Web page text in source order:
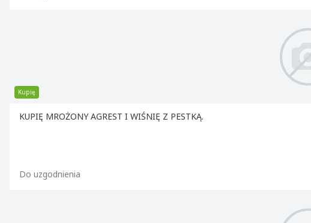
Kupię
KUPIĘ MROŻONY AGREST I WIŚNIĘ Z PESTKĄ.
Do uzgodnienia